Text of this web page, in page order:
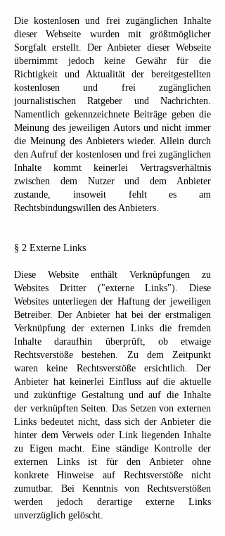
Die kostenlosen und frei zugänglichen Inhalte
dieser Webseite wurden mit größtmöglicher
Sorgfalt erstellt. Der Anbieter dieser Webseite
übernimmt jedoch keine Gewähr für die
Richtigkeit und Aktualität der bereitgestellten
kostenlosen und frei zugänglichen
journalistischen Ratgeber und Nachrichten.
Namentlich gekennzeichnete Beiträge geben die
Meinung des jeweiligen Autors und nicht immer
die Meinung des Anbieters wieder. Allein durch
den Aufruf der kostenlosen und frei zugänglichen
Inhalte kommt keinerlei Vertragsverhältnis
zwischen dem Nutzer und dem Anbieter
zustande, insoweit fehlt es am
Rechtsbindungswillen des Anbieters.
§ 2 Externe Links
Diese Website enthält Verknüpfungen zu
Websites Dritter ("externe Links"). Diese
Websites unterliegen der Haftung der jeweiligen
Betreiber. Der Anbieter hat bei der erstmaligen
Verknüpfung der externen Links die fremden
Inhalte daraufhin überprüft, ob etwaige
Rechtsverstöße bestehen. Zu dem Zeitpunkt
waren keine Rechtsverstöße ersichtlich. Der
Anbieter hat keinerlei Einfluss auf die aktuelle
und zukünftige Gestaltung und auf die Inhalte
der verknüpften Seiten. Das Setzen von externen
Links bedeutet nicht, dass sich der Anbieter die
hinter dem Verweis oder Link liegenden Inhalte
zu Eigen macht. Eine ständige Kontrolle der
externen Links ist für den Anbieter ohne
konkrete Hinweise auf Rechtsverstöße nicht
zumutbar. Bei Kenntnis von Rechtsverstößen
werden jedoch derartige externe Links
unverzüglich gelöscht.